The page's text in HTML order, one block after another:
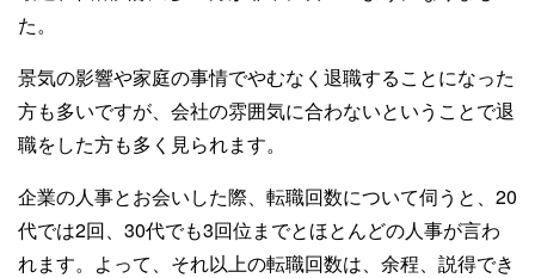
た。
景気の影響や家庭の事情でやむなく退職することになった
方も多いですが、会社の雰囲気に合わないということで退
職をした方も多く見られます。
企業の人事とお会いした際、転職回数について伺うと、20
代では2回、30代でも3回位までとほとんどの人事が言わ
れます。よって、それ以上の転職回数は、余程、説得でき